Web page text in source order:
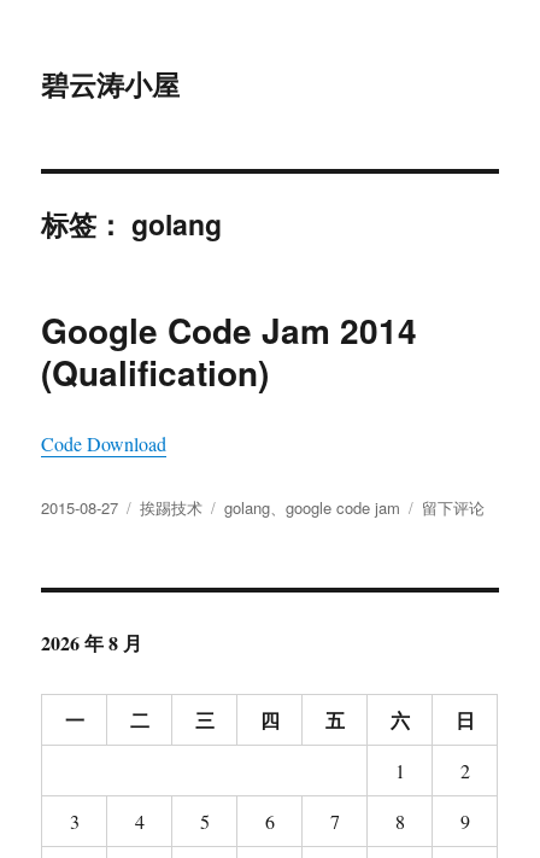
碧云涛小屋
标签：golang
Google Code Jam 2014
(Qualification)
Code Download
发
2015-08-27
分
挨踢技术
标
golang、google code jam
于
Jam
留下评论
2026 年 8 月
一 二 三 四 五 六 日
1
2
3
4 5 6 7 8
9